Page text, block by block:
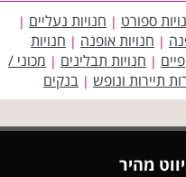
ספורט | חנויות נעליים |
| חנויות אופנה | חנויות
| חנויות תבלינים | מכוני /
תיירות ונופש | בנקים
מהיר